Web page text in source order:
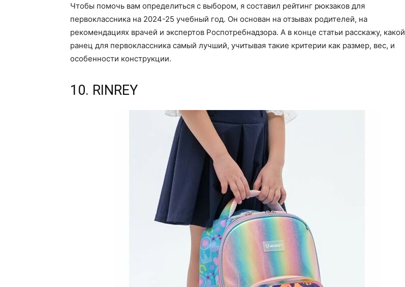
Чтобы помочь вам определиться с выбором, я составил рейтинг рюкзаков для
первоклассника на 2024-25 учебный год. Он основан на отзывах родителей, на
рекомендациях врачей и экспертов Роспотребнадзора. А в конце статьи расскажу, какой
ранец для первоклассника самый лучший, учитывая такие критерии как размер, вес, и
особенности конструкции.
10. RINREY